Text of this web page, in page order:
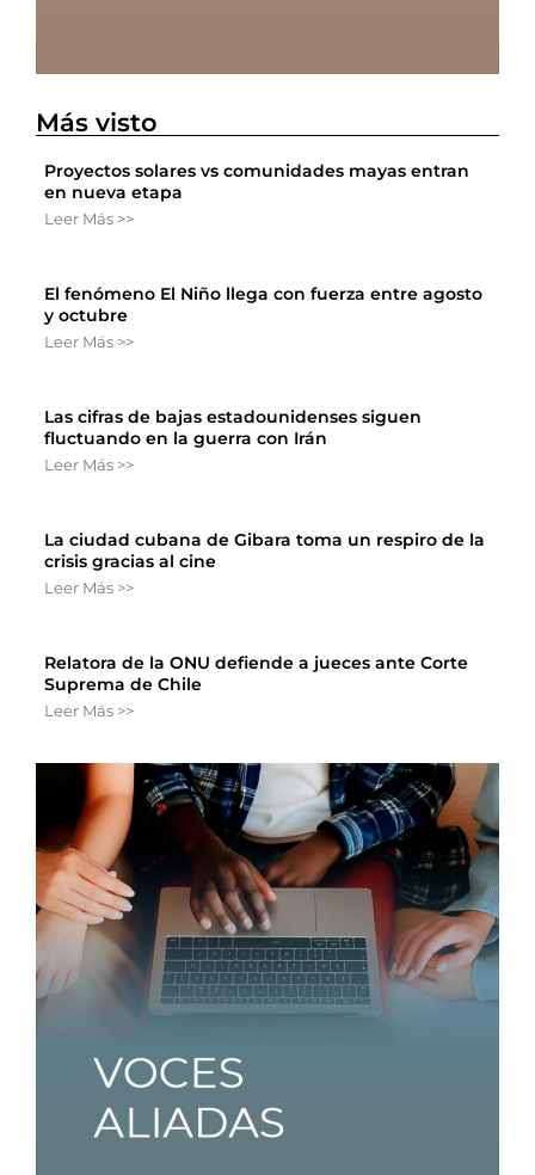
Más visto
Proyectos solares vs comunidades mayas entran
en nueva etapa
Leer Más >>
El fenómeno El Niño llega con fuerza entre agosto
y octubre
Leer Más >>
Las cifras de bajas estadounidenses siguen
fluctuando en la guerra con Irán
Leer Más >>
La ciudad cubana de Gibara toma un respiro de la
crisis gracias al cine
Leer Más >>
Relatora de la ONU defiende a jueces ante Corte
Suprema de Chile
Leer Más >>